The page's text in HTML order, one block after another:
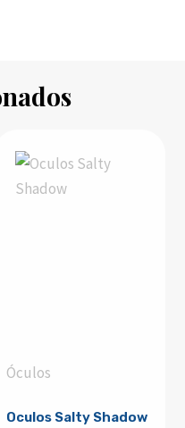
Óculos
Oculos Salty Shadow